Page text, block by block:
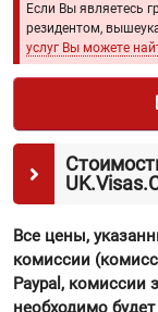
Если Вы являетесь
резидентом,
услуг Вы можете
Все цены,
комиссии
Paypal, комиссии
необходимо